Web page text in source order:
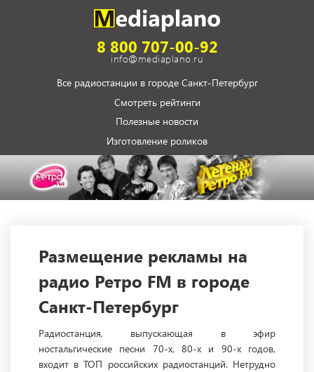
8 800 707-00-92
info@mediaplano.ru
Все радиостанции в городе Санкт-Петербург
Смотреть рейтинги
Полезные новости
Изготовление роликов
Размещение рекламы на
радио Ретро FM в городе
Санкт-Петербург
Радиостанция, выпускающая в эфир
ностальгические песни 70-х, 80-х и 90-х годов,
входит в ТОП российских радиостанций. Нетрудно